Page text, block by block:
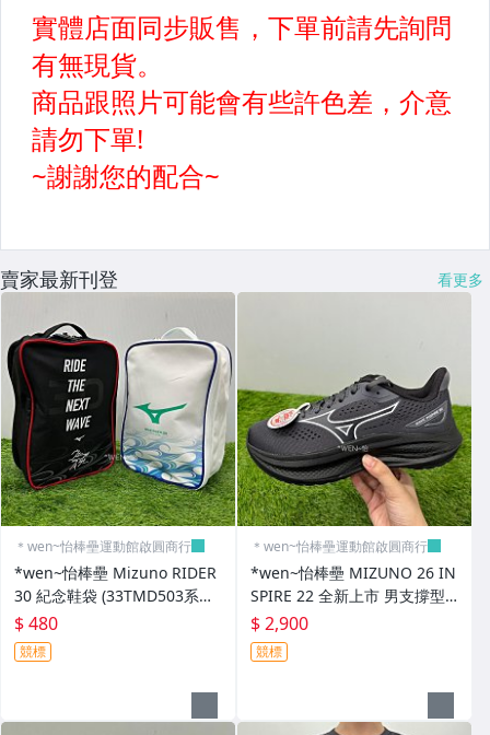
【棒壘】壘球用球棒
【棒壘】棒球用木棒
【棒壘】棒球用鋁棒
【棒壘】棒壘手套
【棒壘】壘鞋類&鞋套
【棒壘】棒球釘鞋類
【棒壘】裁判教練主審鞋類
【棒壘】少年&兒童專區
【棒壘】球類
【棒壘】服飾
【棒壘】球褲,皮帶,襪
【棒壘】裝備專用袋
【棒壘】其它用品
【籃球用品區】
賣家最新刊登 看更多
＊wen~怡棒壘運動館啟圓商行
*wen~怡棒壘 Mizuno RIDER
30 紀念鞋袋 (33TMD503系列)
現貨特價中 下單前先詢問
$ 480
競標
＊wen~怡棒壘運動館啟圓商行
*wen~怡棒壘 MIZUNO 26 IN
SPIRE 22 全新上市 男支撐型
慢跑鞋 (J1GC264556)現貨特價
$ 2,900
競標